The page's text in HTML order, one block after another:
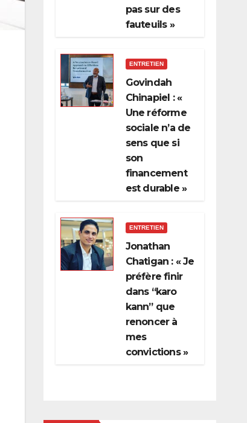
pas sur des
fauteuils »
ENTRETIEN
Govindah
Chinapiel : «
Une réforme
sociale n’a de
sens que si
son
financement
est durable »
ENTRETIEN
Jonathan
Chatigan : « Je
préfère finir
dans “karo
kann” que
renoncer à
mes
convictions »